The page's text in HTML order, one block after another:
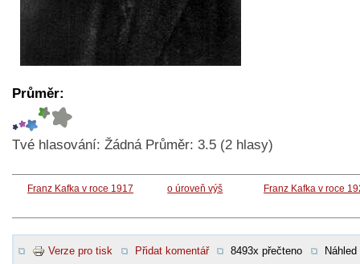
Průměr:
Tvé hlasování: Žádná Průměr: 3.5 (2 hlasy)
Franz Kafka v roce 1917 o úroveň výš Franz Kafka v roce
Verze pro tisk Přidat komentář 8493x přečteno
Náhled